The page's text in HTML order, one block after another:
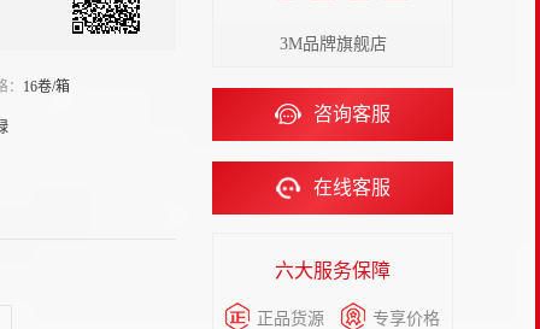
16卷/箱
3M品牌旗舰店
咨询客服
在线客服
六大服务保障
正品货源 专享价格